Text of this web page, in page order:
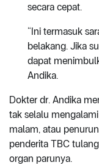
secara cepat.
“Ini termasuk
belakang. Jika
dapat
Andika.
Dokter dr. Andika
tak selalu
malam, atau
penderita TBC
organ parunya.